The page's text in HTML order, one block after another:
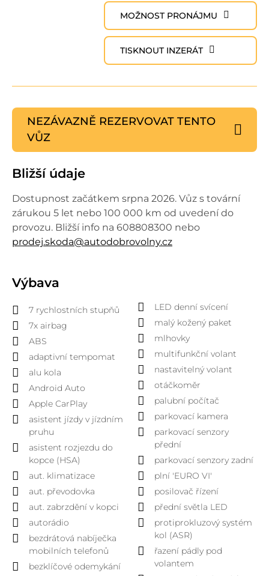
MOŽNOST PRONÁJMU
TISKNOUT INZERÁT
NEZÁVAZNĚ REZERVOVAT TENTO
VŮZ
Bližší údaje
Dostupnost začátkem srpna 2026. Vůz s tovární
zárukou 5 let nebo 100 000 km od uvedení do
provozu. Bližší info na 608808300 nebo
prodej.skoda@autodobrovolny.cz
Výbava
7 rychlostních stupňů
7x airbag
ABS
adaptivní tempomat
alu kola
Android Auto
Apple CarPlay
asistent jízdy v jízdním
pruhu
asistent rozjezdu do
kopce (HSA)
aut. klimatizace
aut. převodovka
aut. zabrzdění v kopci
autorádio
bezdrátová nabíječka
mobilních telefonů
bezklíčové odemykání
LED denní svícení
malý kožený paket
mlhovky
multifunkční volant
nastavitelný volant
otáčkoměr
palubní počítač
parkovací kamera
parkovací senzory
přední
parkovací senzory zadní
plní 'EURO VI'
posilovač řízení
přední světla LED
protiprokluzový systém
kol (ASR)
řazení pádly pod
volantem